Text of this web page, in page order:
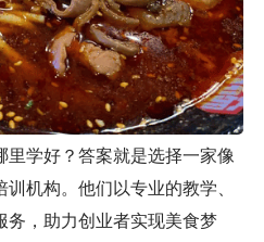
学好？答案就是选择一家像
机构。他们以专业的教学、
务，助力创业者实现美食梦